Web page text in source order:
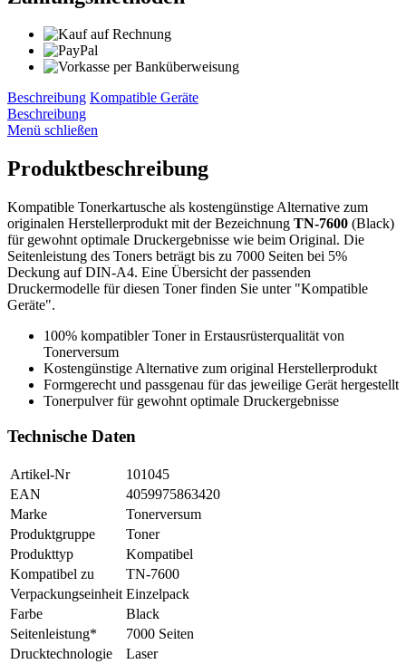
Beschreibung Kompatible Geräte
Beschreibung
Menü schließen
Produktbeschreibung
Kompatible Tonerkartusche als kostengünstige Alternative zum
originalen Herstellerprodukt mit der Bezeichnung TN-7600 (Black)
für gewohnt optimale Druckergebnisse wie beim Original. Die
Seitenleistung des Toners beträgt bis zu 7000 Seiten bei 5%
Deckung auf DIN-A4. Eine Übersicht der passenden
Druckermodelle für diesen Toner finden Sie unter "Kompatible
Geräte".
100% kompatibler Toner in Erstausrüsterqualität von
Tonerversum
Kostengünstige Alternative zum original Herstellerprodukt
Formgerecht und passgenau für das jeweilige Gerät hergestellt
Tonerpulver für gewohnt optimale Druckergebnisse
Technische Daten
Artikel-Nr
101045
EAN
4059975863420
Marke
Tonerversum
Produktgruppe
Toner
Produkttyp
Kompatibel
Kompatibel zu
TN-7600
Verpackungseinheit Einzelpack
Farbe
Black
Seitenleistung*
7000 Seiten
Drucktechnologie
Laser